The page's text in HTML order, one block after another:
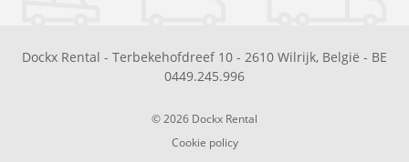
Dockx Rental - Terbekehofdreef 10 - 2610 Wilrijk, België - BE
0449.245.996
© 2026 Dockx Rental
Cookie policy